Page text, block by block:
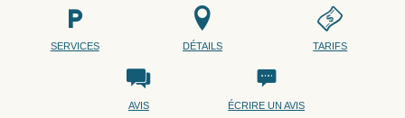
SERVICES DÉTAILS TARIFS
AVIS ÉCRIRE UN AVIS